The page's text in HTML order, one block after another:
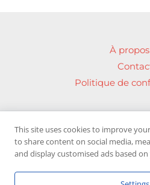
À propos
Politique de
Devenez membre de
This site uses cookies to improve
to share content on social media,
and display customised ads based